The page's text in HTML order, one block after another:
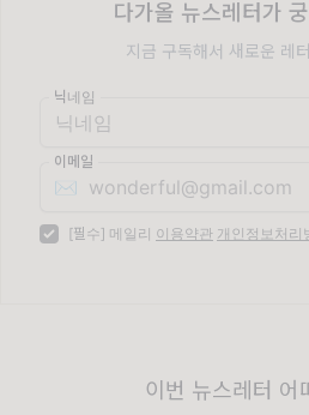
다가올 뉴스레터가
지금 구독해서 새로운 레
닉네임
이메일
✉️
[필수] 메일리 이용약관 개인정보처리
이번 뉴스레터 어